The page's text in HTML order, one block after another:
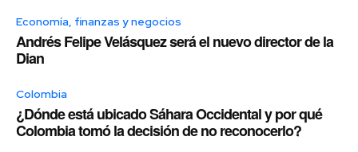
Economía, finanzas y negocios
Andrés Felipe Velásquez será el nuevo director de la
Dian
Colombia
¿Dónde está ubicado Sáhara Occidental y por qué
Colombia tomó la decisión de no reconocerlo?